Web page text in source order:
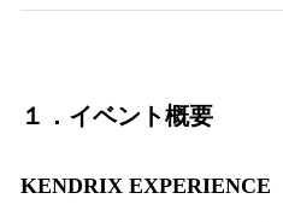
１．イベント概要
KENDRIX EXPERIENCE